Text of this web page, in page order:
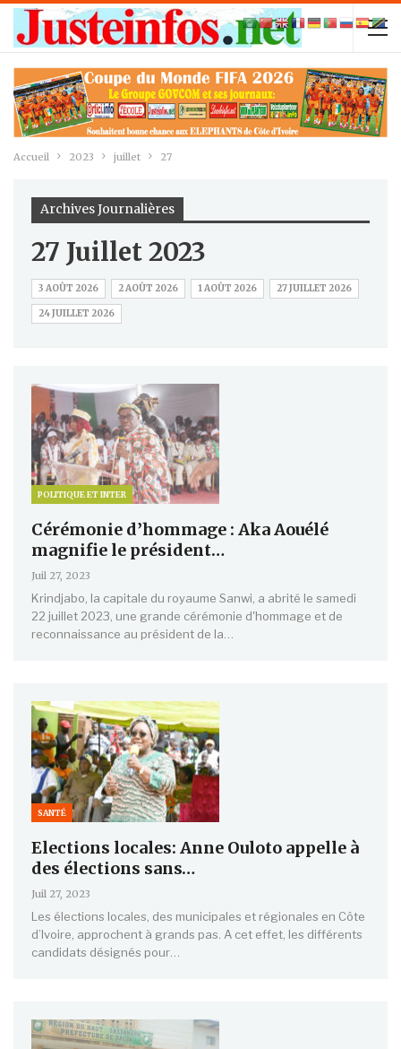
Accueil 2023 juillet 27
Archives Journalières
27 Juillet 2023
3 AOÛT 2026 2 AOÛT 2026 1 AOÛT 2026 27 JUILLET 2026
24 JUILLET 2026
POLITIQUE ET INTER
Cérémonie d’hommage : Aka Aouélé
magnifie le président…
Juil 27, 2023
Krindjabo, la capitale du royaume Sanwi, a abrité le samedi
22 juillet 2023, une grande cérémonie d'hommage et de
reconnaissance au président de la…
SANTÉ
Elections locales: Anne Ouloto appelle à
des élections sans…
Juil 27, 2023
Les élections locales, des municipales et régionales en Côte
d’Ivoire, approchent à grands pas. A cet effet, les différents
candidats désignés pour…